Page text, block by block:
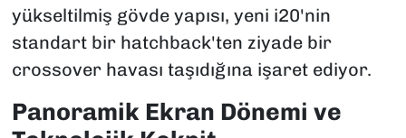
yükseltilmiş gövde yapısı, yeni i20'nin
standart bir hatchback'ten ziyade bir
crossover havası taşıdığına işaret ediyor.
Panoramik Ekran Dönemi ve